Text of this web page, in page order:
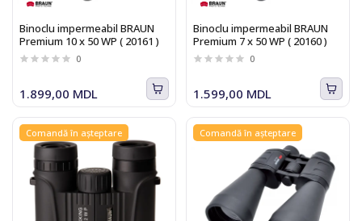
Binoclu impermeabil BRAUN
Premium 10 x 50 WP ( 20161 )
0
1.899,00 MDL
Binoclu impermeabil BRAUN
Premium 7 x 50 WP ( 20160 )
0
1.599,00 MDL
Comandă în așteptare Comandă în așteptare